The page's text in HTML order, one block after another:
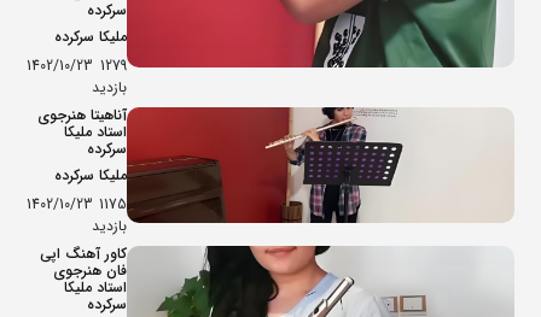
سرکرده
ملیکا سرکرده
1279
بازدید
1402/10/23
آناهیتا هنرجوی
استاد ملیکا
سرکرده
ملیکا سرکرده
1175
بازدید
1402/10/23
کاور آهنگ اپی
فان هنرجوی
استاد ملیکا
سرکرده